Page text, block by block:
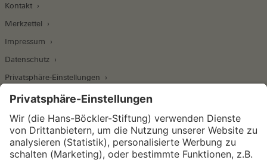
Kontakt
Merkzettel
Impressum
Datenschutz
Privatsphäre-Einstellungen
Wirtschafts- und Sozialwissenschaftliches Institut